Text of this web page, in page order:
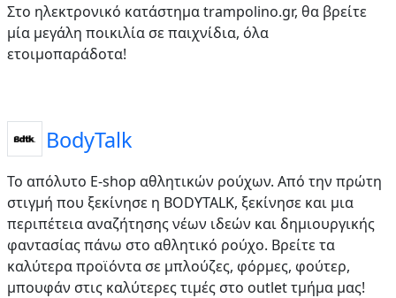
Στο ηλεκτρονικό κατάστημα trampolino.gr, θα βρείτε
μία μεγάλη ποικιλία σε παιχνίδια, όλα
ετοιμοπαράδοτα!
BodyTalk
Το απόλυτο E-shop αθλητικών ρούχων. Από την πρώτη
στιγµή που ξεκίνησε η BODYTALK, ξεκίνησε και µια
περιπέτεια αναζήτησης νέων ιδεών και δηµιουργικής
φαντασίας πάνω στο αθλητικό ρούχο. Βρείτε τα
καλύτερα προϊόντα σε μπλούζες, φόρμες, φούτερ,
μπουφάν στις καλύτερες τιμές στο outlet τμήμα μας!